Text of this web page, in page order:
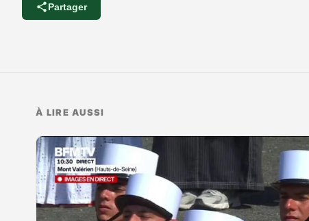
Partager
À LIRE AUSSI